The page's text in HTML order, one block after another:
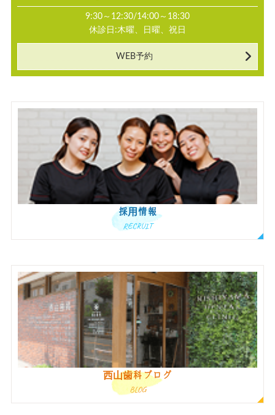
9:30～12:30/14:00～18:30
休診日:木曜、日曜、祝日
WEB予約
採用情報
RECRUIT
西山歯科ブログ
BLOG